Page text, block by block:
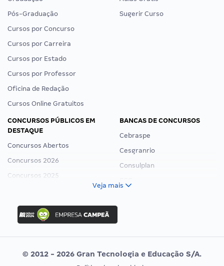
Pós-Graduação
Cursos por Concurso
Cursos por Carreira
Cursos por Estado
Cursos por Professor
Oficina de Redação
Cursos Online Gratuitos
Sugerir Curso
CONCURSOS PÚBLICOS EM
DESTAQUE
Concursos Abertos
Concursos 2026
Concursos 2025
Concurso Ibama
Concurso MPU
Editais publicados
BANCAS DE CONCURSOS
Cebraspe
Cesgranrio
Consulplan
Vunesp
Veja mais
© 2012 - 2026 Gran Tecnologia e Educação S/A.